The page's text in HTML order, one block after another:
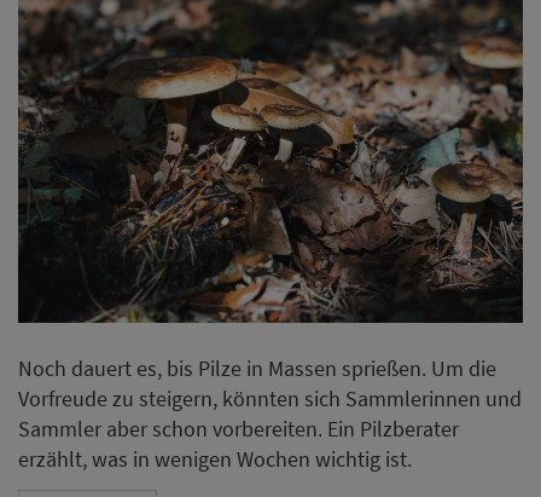
Noch dauert es, bis Pilze in Massen sprießen. Um die
Vorfreude zu steigern, könnten sich Sammlerinnen und
Sammler aber schon vorbereiten. Ein Pilzberater
erzählt, was in wenigen Wochen wichtig ist.